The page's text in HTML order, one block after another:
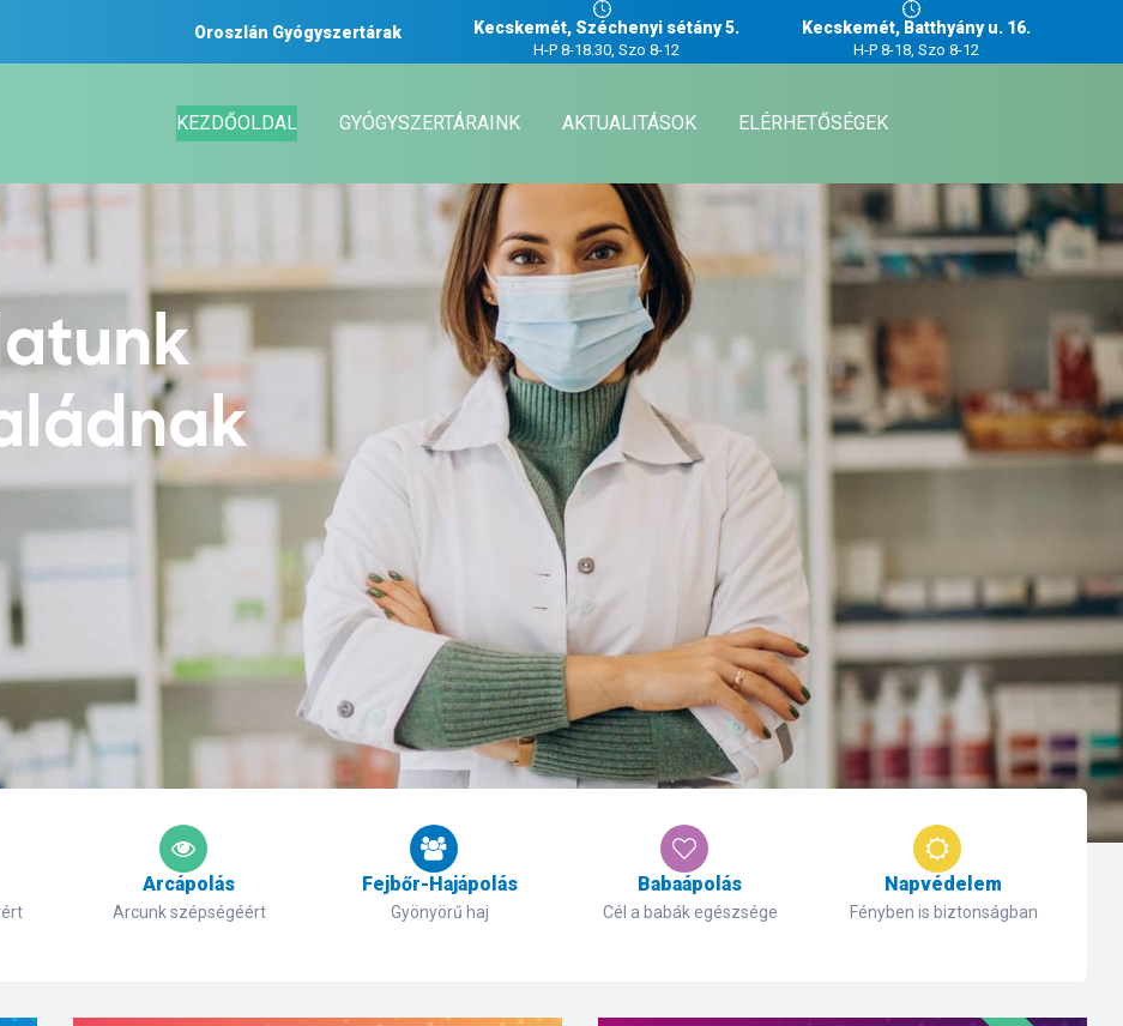
Oroszlán Gyógyszertárak Kecskemét, Széchenyi sétány 5.
H-P 8-18.30, Szo 8-12
Kecskemét, Batthyány u. 16.
H-P 8-18, Szo 8-12
KEZDŐOLDAL GYÓGYSZERTÁRAINK AKTUALITÁSOK ELÉRHETŐSÉGEK
Arcápolás
Arcunk szépségéért
Fejbőr-Hajápolás
Gyönyörű haj
Babaápolás
Cél a babák egészsége
Napvédelem
Fényben is biztonságban